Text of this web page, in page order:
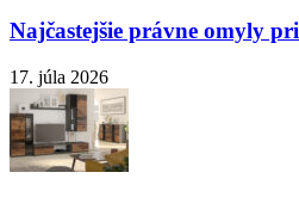
Najčastejšie právne omyly
17. júla 2026